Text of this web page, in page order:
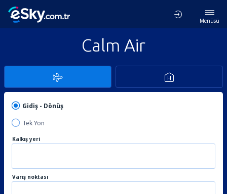
Menüsü
Calm Air
Gidiş - Dönüş
Tek Yön
Kalkış yeri
Varış noktası